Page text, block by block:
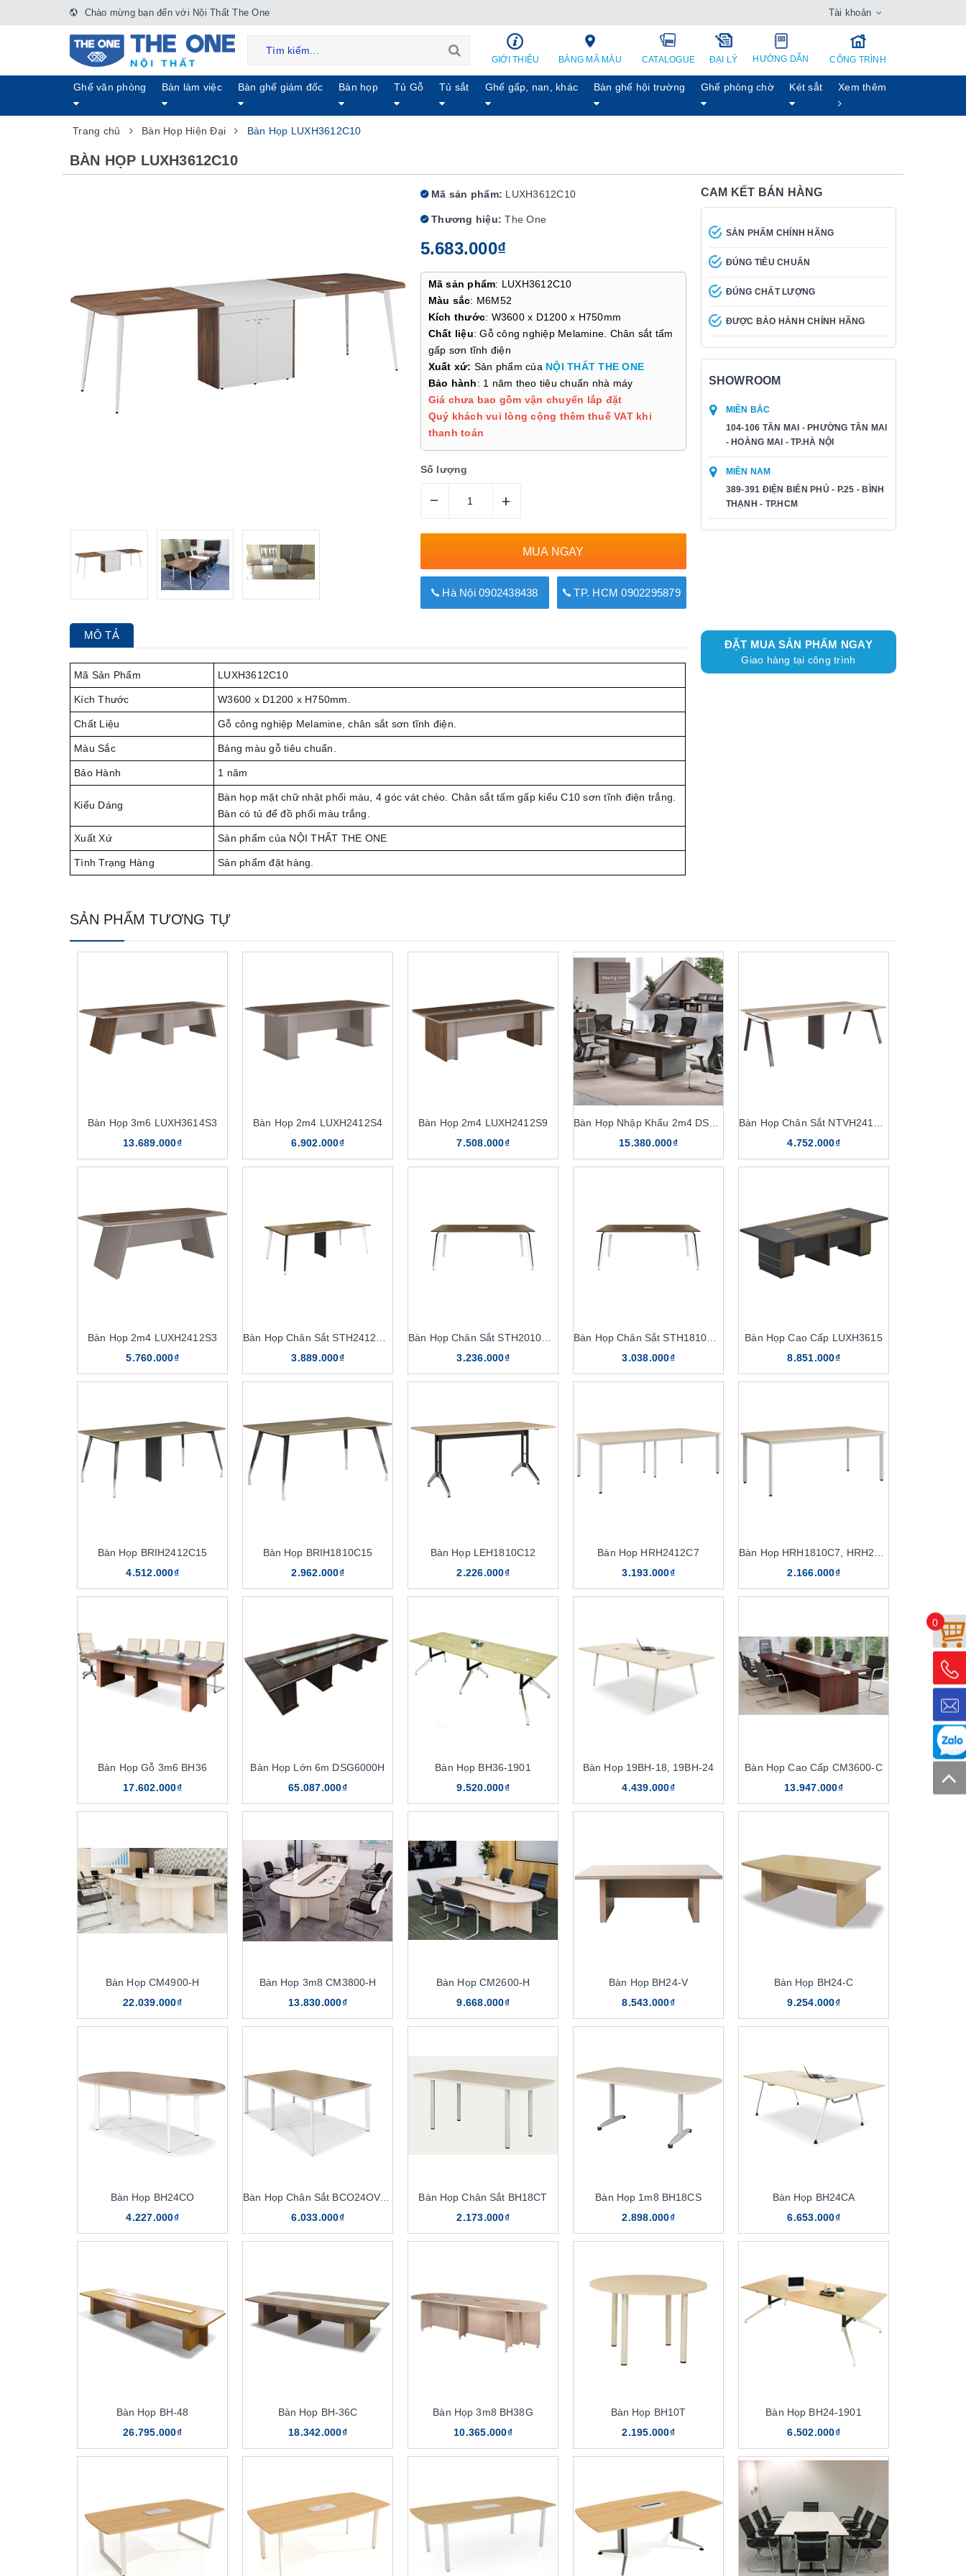
Chào mừng bạn đến với Nội Thất The One Tài khoản
GIỚI THIỆU BẢNG MÃ MÀU CATALOGUE ĐẠI LÝ HƯỚNG DẪN CÔNG TRÌNH
Ghế văn phòng Bàn làm việc Bàn ghế giám đốc Bàn họp Tủ Gỗ Tủ sắt Ghế gấp, nan, khác Bàn ghế hội trường Ghế phòng chờ Két sẳt Xem thêm
Trang chủ Bàn Họp Hiện Đại Bàn Họp LUXH3612C10
BÀN HỌP LUXH3612C10
Mã sản phẩm: LUXH3612C10
Thương hiệu: The One
5.683.000₫
Mã sản phẩm: LUXH3612C10
Màu sắc: M6M52
Kích thước: W3600 x D1200 x H750mm
Chất liệu: Gỗ công nghiệp Melamine. Chân sắt tấm
gấp sơn tĩnh điện
Xuất xứ: Sản phẩm của NỘI THẤT THE ONE
Bảo hành: 1 năm theo tiêu chuẩn nhà máy
Giá chưa bao gồm vận chuyển lắp đặt
Quý khách vui lòng cộng thêm thuế VAT khi
thanh toán
Số lượng
– +
MUA NGAY
Hà Nội 0902438438 TP. HCM 0902295879
CAM KẾT BÁN HÀNG
SẢN PHẨM CHÍNH HÃNG
ĐÚNG TIÊU CHUẨN
ĐÚNG CHẤT LƯỢNG
ĐƯỢC BẢO HÀNH CHÍNH HÃNG
SHOWROOM
MIỀN BẮC
104-106 TÂN MAI - PHƯỜNG TÂN MAI
- HOÀNG MAI - TP.HÀ NỘI
MIỀN NAM
389-391 ĐIỆN BIÊN PHỦ - P.25 - BÌNH
THẠNH - TP.HCM
MÔ TẢ
Mã Sản Phẩm LUXH3612C10
Kích Thước W3600 x D1200 x H750mm.
Chất Liệu Gỗ công nghiệp Melamine, chân sắt sơn tĩnh điện.
Màu Sắc Bảng màu gỗ tiêu chuẩn.
Bảo Hành 1 năm
Kiểu Dáng
Bàn họp mặt chữ nhật phối màu, 4 góc vát chéo. Chân sắt tấm gấp kiểu C10 sơn tĩnh điện trắng.
Bàn có tủ để đồ phối màu trắng.
Xuất Xứ Sản phẩm của NỘI THẤT THE ONE
Tình Trạng Hàng Sản phẩm đặt hàng.
ĐẶT MUA SẢN PHẨM NGAY
Giao hàng tại công trình
SẢN PHẨM TƯƠNG TỰ
Bàn Họp 3m6 LUXH3614S3
13.689.000₫
Bàn Họp 2m4 LUXH2412S4
6.902.000₫
Bàn Họp 2m4 LUXH2412S9
7.508.000₫
Bàn Họp Nhập Khẩu 2m4 DSG24SW
15.380.000₫
Bàn Họp Chân Sắt NTVH2412C17
4.752.000₫
Bàn Họp 2m4 LUXH2412S3
5.760.000₫
Bàn Họp Chân Sắt STH2412C16
3.889.000₫
Bàn Họp Chân Sắt STH2010C16
3.236.000₫
Bàn Họp Chân Sắt STH1810C16
3.038.000₫
Bàn Họp Cao Cấp LUXH3615
8.851.000₫
Bàn Họp BRIH2412C15
4.512.000₫
Bàn Họp BRIH1810C15
2.962.000₫
Bàn Họp LEH1810C12
2.226.000₫
Bàn Họp HRH2412C7
3.193.000₫
Bàn Họp HRH1810C7, HRH2010C7
2.166.000₫
Bàn Họp Gỗ 3m6 BH36
17.602.000₫
Bàn Họp Lớn 6m DSG6000H
65.087.000₫
Bàn Họp BH36-1901
9.520.000₫
Bàn Họp 19BH-18, 19BH-24
4.439.000₫
Bàn Họp Cao Cấp CM3600-C
13.947.000₫
Bàn Họp CM4900-H
22.039.000₫
Bàn Họp 3m8 CM3800-H
13.830.000₫
Bàn Họp CM2600-H
9.668.000₫
Bàn Họp BH24-V
8.543.000₫
Bàn Họp BH24-C
9.254.000₫
Bàn Họp BH24CO
4.227.000₫
Bàn Họp Chân Sắt BCO24OV, BCO36OV
6.033.000₫
Bàn Họp Chân Sắt BH18CT
2.173.000₫
Bàn Họp 1m8 BH18CS
2.898.000₫
Bàn Họp BH24CA
6.653.000₫
Bàn Họp BH-48
26.795.000₫
Bàn Họp BH-36C
18.342.000₫
Bàn Họp 3m8 BH38G
10.365.000₫
Bàn Họp BH10T
2.195.000₫
Bàn Họp BH24-1901
6.502.000₫
0